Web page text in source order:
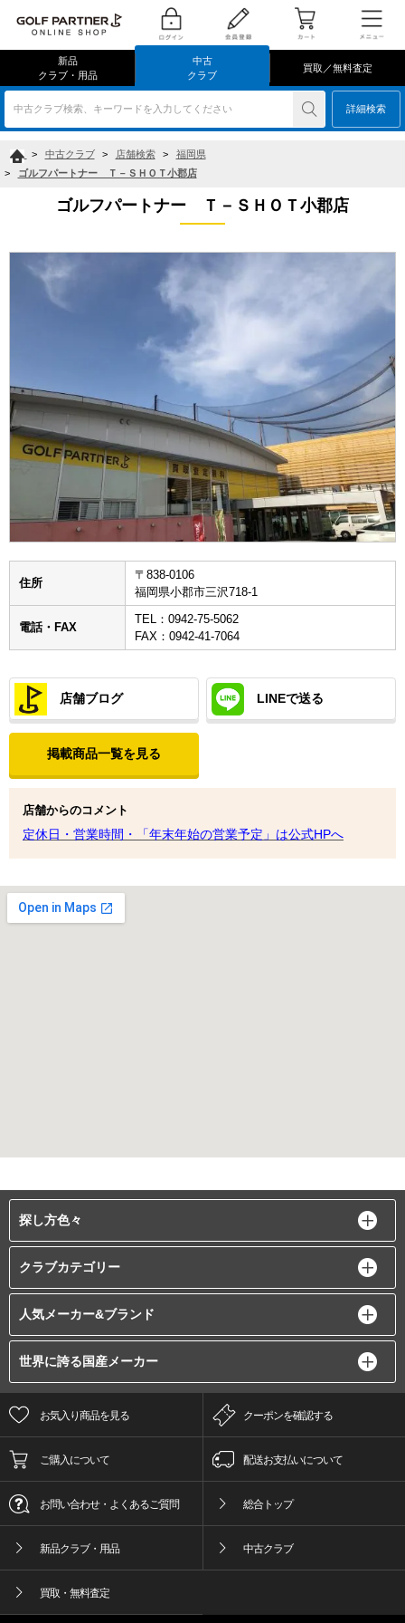
新品
クラブ・用品
中古
クラブ
買取／無料査定
中古クラブ検索、キーワードを入力してください 詳細検索
> 中古クラブ > 店舗検索 >
福岡県
>
ゴルフパートナー Ｔ－ＳＨＯＴ小郡店
ゴルフパートナー Ｔ－ＳＨＯＴ小郡店
住所
〒838-0106
福岡県小郡市三沢718-1
電話・FAX
TEL：0942-75-5062
FAX：0942-41-7064
店舗ブログ LINEで送る
掲載商品一覧を見る
店舗からのコメント
定休日・営業時間・「年末年始の営業予定」は公式HPへ
探し方色々
クラブカテゴリー
人気メーカー&ブランド
世界に誇る国産メーカー
お気入り商品を見る クーポンを確認する
ご購入について 配送お支払いについて
お問い合わせ・よくあるご質問 総合トップ
新品クラブ・用品 中古クラブ
買取・無料査定